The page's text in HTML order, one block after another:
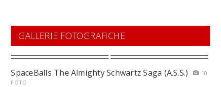
GALLERIE FOTOGRAFICHE
SpaceBalls The Almighty Schwartz Saga (A.S.S.)
10
FOTO